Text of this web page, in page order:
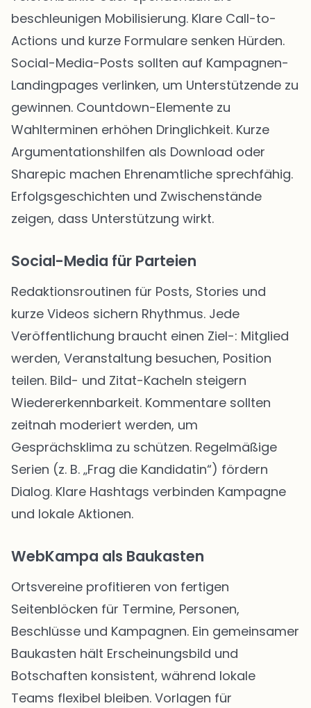
beschleunigen Mobilisierung. Klare Call-to-
Actions und kurze Formulare senken Hürden.
Social-Media-Posts sollten auf Kampagnen-
Landingpages verlinken, um Unterstützende zu
gewinnen. Countdown-Elemente zu
Wahlterminen erhöhen Dringlichkeit. Kurze
Argumentationshilfen als Download oder
Sharepic machen Ehrenamtliche sprechfähig.
Erfolgsgeschichten und Zwischenstände
zeigen, dass Unterstützung wirkt.
Social-Media für Parteien
Redaktionsroutinen für Posts, Stories und
kurze Videos sichern Rhythmus. Jede
Veröffentlichung braucht einen Ziel-: Mitglied
werden, Veranstaltung besuchen, Position
teilen. Bild- und Zitat-Kacheln steigern
Wiedererkennbarkeit. Kommentare sollten
zeitnah moderiert werden, um
Gesprächsklima zu schützen. Regelmäßige
Serien (z. B. „Frag die Kandidatin“) fördern
Dialog. Klare Hashtags verbinden Kampagne
und lokale Aktionen.
WebKampa als Baukasten
Ortsvereine profitieren von fertigen
Seitenblöcken für Termine, Personen,
Beschlüsse und Kampagnen. Ein gemeinsamer
Baukasten hält Erscheinungsbild und
Botschaften konsistent, während lokale
Teams flexibel bleiben. Vorlagen für